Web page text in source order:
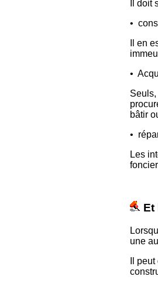
Il
•
Il en
•
bâtir
•
Les
Et
une
Il